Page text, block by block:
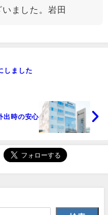
ました。岩田
しました
出時の安心